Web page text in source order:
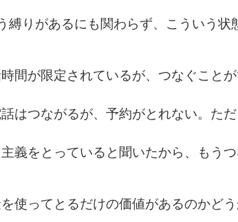
縛りがあるにも関わらず、こういう状
間が限定されているが、つなぐことが
はつながるが、予約がとれない。ただ
義をとっていると聞いたから、もう
使ってとるだけの価値があるのかどう